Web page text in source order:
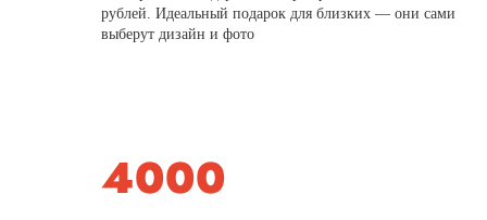
рублей. Идеальный подарок для близких — они сами
выберут дизайн и фото